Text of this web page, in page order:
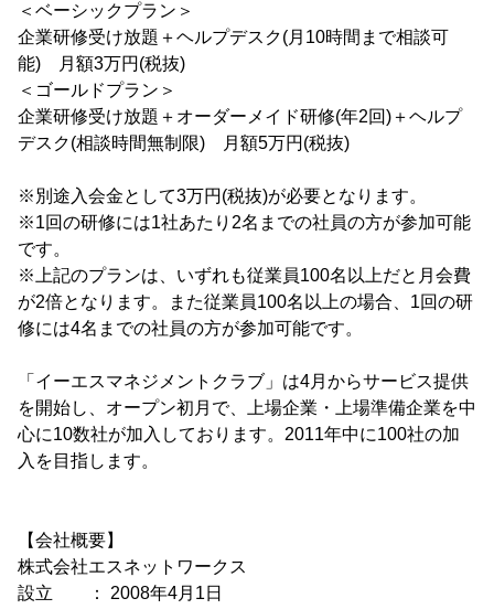
＜ベーシックプラン＞
企業研修受け放題＋ヘルプデスク(月10時間まで相談可
能) 月額3万円(税抜)
＜ゴールドプラン＞
企業研修受け放題＋オーダーメイド研修(年2回)＋ヘルプ
デスク(相談時間無制限) 月額5万円(税抜)
※別途入会金として3万円(税抜)が必要となります。
※1回の研修には1社あたり2名までの社員の方が参加可能
です。
※上記のプランは、いずれも従業員100名以上だと月会費
が2倍となります。また従業員100名以上の場合、1回の研
修には4名までの社員の方が参加可能です。
「イーエスマネジメントクラブ」は4月からサービス提供
を開始し、オープン初月で、上場企業・上場準備企業を中
心に10数社が加入しております。2011年中に100社の加
入を目指します。
【会社概要】
株式会社エスネットワークス
設立 ： 2008年4月1日